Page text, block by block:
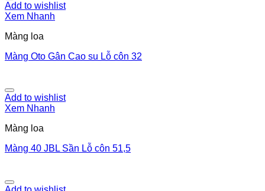
Add to wishlist
Xem Nhanh
Màng loa
Màng Oto Gân Cao su Lỗ côn 32
Add to wishlist
Xem Nhanh
Màng loa
Màng 40 JBL Sần Lỗ côn 51,5